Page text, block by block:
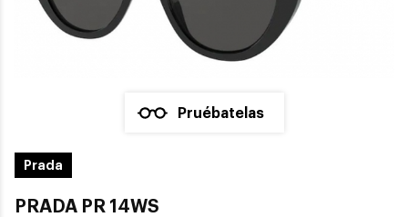
Pruébatelas
Prada
PRADA PR 14WS